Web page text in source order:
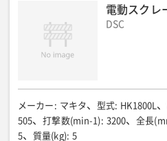
電動スクレ
DSC
メーカー : マキタ 型式: HK1800L
505
打撃数(min-1): 3200 全長
5
質量(kg): 5